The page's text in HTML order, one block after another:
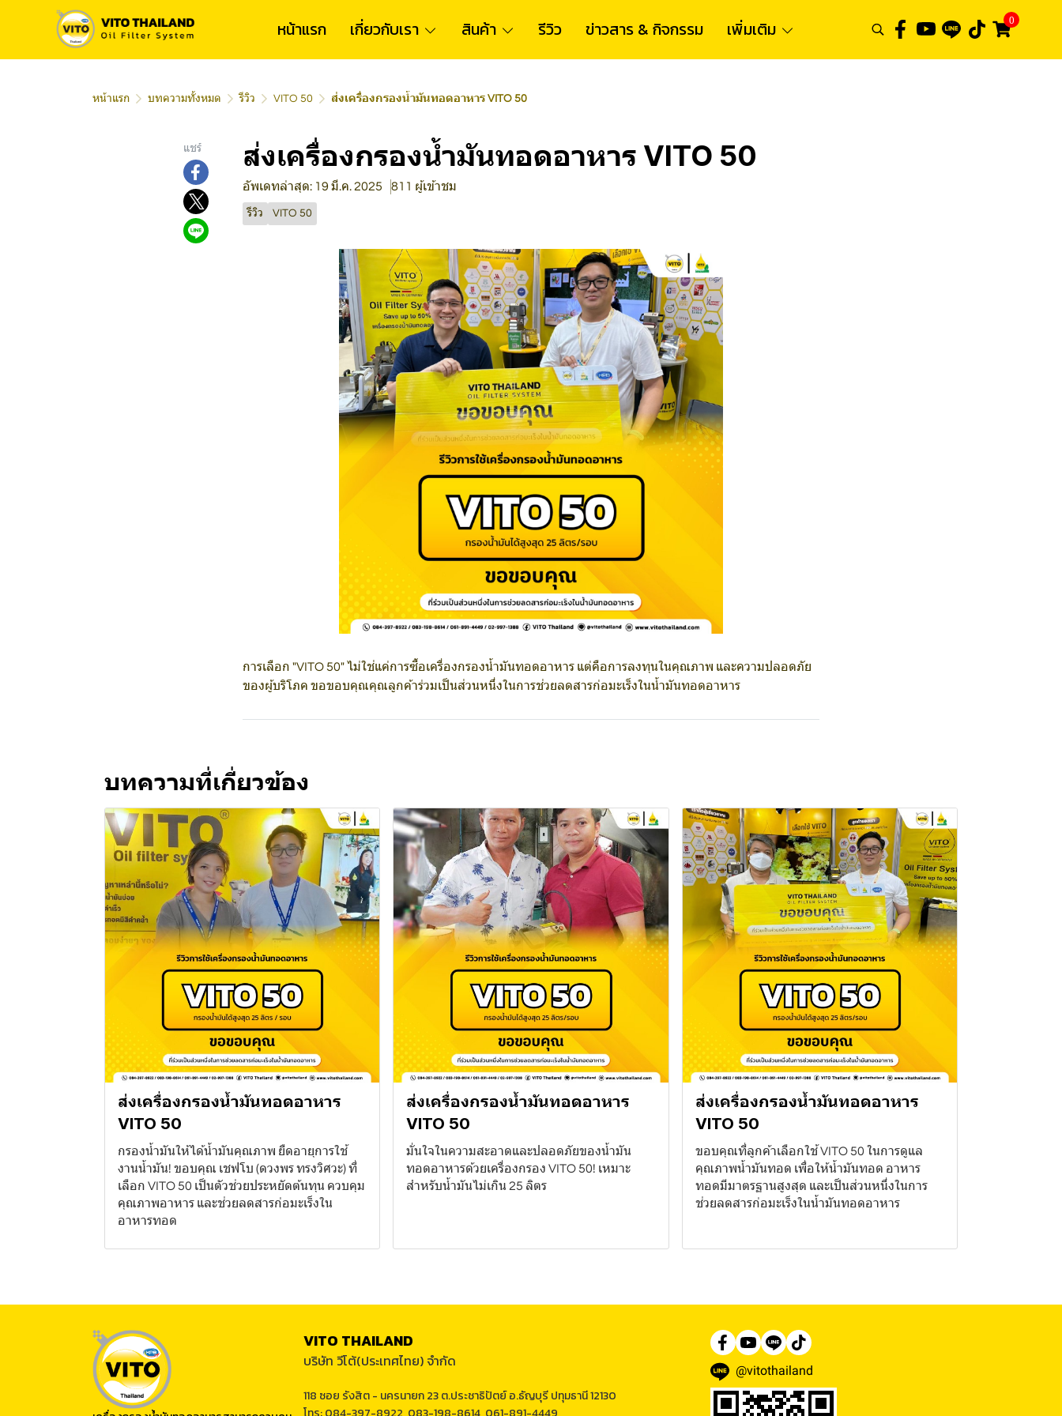
หน้าแรก เกี่ยวกับเรา สินค้า รีวิว ข่าวสาร & กิจกรรม เพิ่มเติม 0
หน้าแรก บทความทั้งหมด รีวิว VITO 50 ส่งเครื่องกรองน้ำมันทอดอาหาร VITO 50
แชร์ ส่งเครื่องกรองน้ำมันทอดอาหาร VITO 50
อัพเดทล่าสุด: 19 มี.ค. 2025 811 ผู้เข้าชม
รีวิว VITO 50
การเลือก "VITO 50" ไม่ใช่แค่การซื้อเครื่องกรองน้ำมันทอดอาหาร แต่คือการลงทุนในคุณภาพ และความปลอดภัย
ของผู้บริโภค ขอขอบคุณคุณลูกค้าร่วมเป็นส่วนหนึ่งในการช่วยลดสารก่อมะเร็งในน้ำมันทอดอาหาร
บทความที่เกี่ยวข้อง
ส่งเครื่องกรองน้ำมันทอดอาหาร
VITO 50
กรองน้ำมันให้ได้น้ำมันคุณภาพ ยืดอายุการใช้
งานน้ำมัน! ขอบคุณ เชฟโบ (ดวงพร ทรงวิศวะ) ที่
เลือก VITO 50 เป็นตัวช่วยประหยัดต้นทุน ควบคุม
คุณภาพอาหาร และช่วยลดสารก่อมะเร็งใน
อาหารทอด
ส่งเครื่องกรองน้ำมันทอดอาหาร
VITO 50
มั่นใจในความสะอาดและปลอดภัยของน้ำมัน
ทอดอาหารด้วยเครื่องกรอง VITO 50! เหมาะ
สำหรับน้ำมันไม่เกิน 25 ลิตร
ส่งเครื่องกรองน้ำมันทอดอาหาร
VITO 50
ขอบคุณที่ลูกค้าเลือกใช้ VITO 50 ในการดูแล
คุณภาพน้ำมันทอด เพื่อให้น้ำมันทอด อาหาร
ทอดมีมาตรฐานสูงสุด และเป็นส่วนหนึ่งในการ
ช่วยลดสารก่อมะเร็งในน้ำมันทอดอาหาร
VITO THAILAND
บริษัท วีโต้(ประเทศไทย) จำกัด
118 ซอย รังสิต - นครนายก 23 ต.ประชาธิปัตย์ อ.ธัญบุรี ปทุมธานี 12130
@vitothailand